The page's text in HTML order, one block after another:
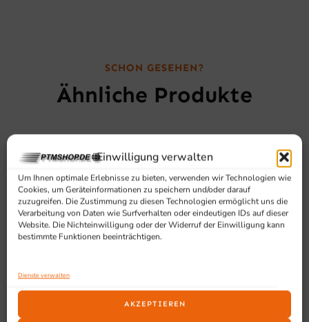
Einwilligung verwalten
Um Ihnen optimale Erlebnisse zu bieten, verwenden wir Technologien wie
Cookies, um Geräteinformationen zu speichern und/oder darauf
zuzugreifen. Die Zustimmung zu diesen Technologien ermöglicht uns die
Verarbeitung von Daten wie Surfverhalten oder eindeutigen IDs auf dieser
Website. Die Nichteinwilligung oder der Widerruf der Einwilligung kann
bestimmte Funktionen beeinträchtigen.
Dienste verwalten
AKZEPTIEREN
SCHON GESEHEN?
Ähnliche Produkte